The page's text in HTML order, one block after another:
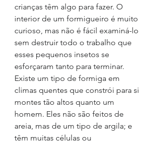
crianças têm algo para fazer. O
interior de um formigueiro é muito
curioso, mas não é fácil examiná-lo
sem destruir todo o trabalho que
esses pequenos insetos se
esforçaram tanto para terminar.
Existe um tipo de formiga em
climas quentes que constrói para si
montes tão altos quanto um
homem. Eles não são feitos de
areia, mas de um tipo de argila; e
têm muitas células ou